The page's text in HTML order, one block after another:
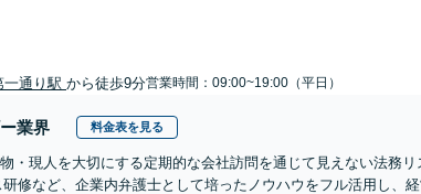
一通り駅 から徒歩9分営業時間：09:00~19:00（平日）
業界 料金表を見る
物・現人を大切にする定期的な会社訪問を通じて見えない法務
修など、企業内弁護士として培ったノウハウをフル活用し、